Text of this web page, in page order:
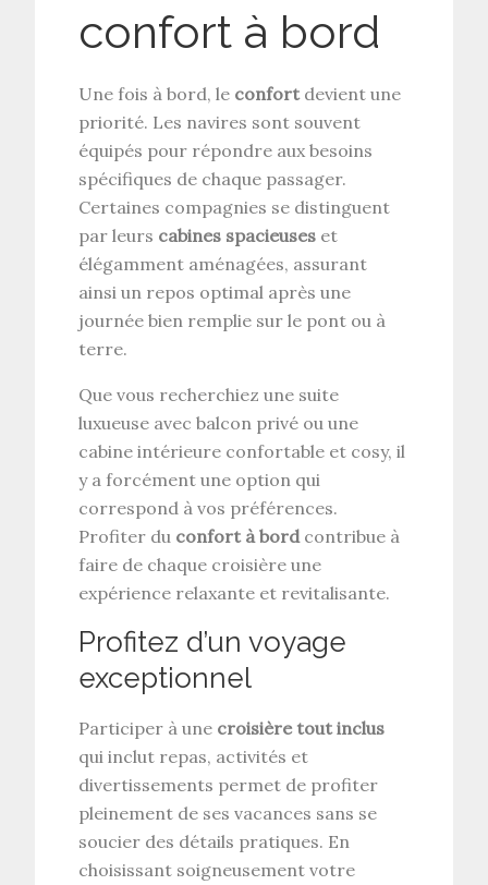
confort à bord
Une fois à bord, le confortdevient une
priorité. Les navires sont souvent
équipés pour répondre aux besoins
spécifiques de chaque passager.
Certaines compagnies se distinguent
par leurs cabines spacieuses et
élégamment aménagées, assurant
ainsi un repos optimal après une
journée bien remplie sur le pont ou à
terre.
Que vous recherchiez une suite
luxueuse avec balcon privé ou une
cabine intérieure confortable et cosy, il
y a forcément une option qui
correspond à vos préférences.
Profiter du confort à bord contribue à
faire de chaque croisière une
expérience relaxante et revitalisante.
Profitez d’un voyage
exceptionnel
Participer à une croisière tout inclus
qui inclut repas, activités et
divertissements permet de profiter
pleinement de ses vacances sans se
soucier des détails pratiques. En
choisissant soigneusement votre